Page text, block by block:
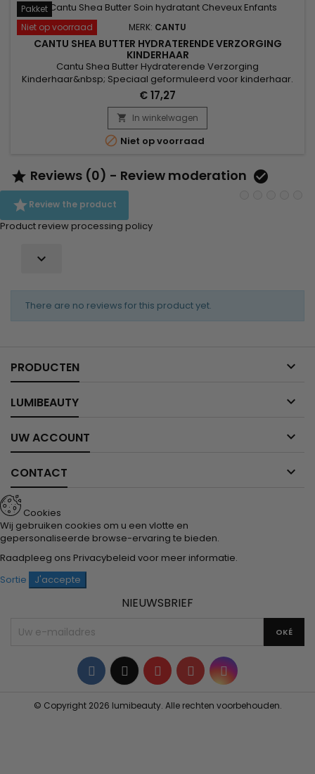
Pakket
Niet op voorraad
MERK: CANTU
CANTU SHEA BUTTER HYDRATERENDE VERZORGING
KINDERHAAR
Cantu Shea Butter Hydraterende Verzorging
Kinderhaar&nbsp; Speciaal geformuleerd voor kinderhaar.
&nbsp;Het is een perfecte mix van karitéboter, kokosnootolie
en honing om het haar in alle zachtheid te ontwarren, te
hydrateren, het soepel te maken en onder controle te
houden. Cantu bevat geen sulfaten, siliconen of minerale
oliën
€ 17,27
 In winkelwagen
 Niet op voorraad
 Reviews (0) - Review moderation 
Review the product
Product review processing policy

There are no reviews for this product yet.
PRODUCTEN 
LUMIBEAUTY 
UW ACCOUNT 
CONTACT 
Cookies
Wij gebruiken cookies om u een vlotte en
gepersonaliseerde browse-ervaring te bieden.
Raadpleeg ons Privacybeleid voor meer informatie.
Sortie
J'accepte
NIEUWSBRIEF
Facebook
TwitterYouTubePinterestInstagram
© Copyright 2026 lumibeauty. Alle rechten voorbehouden.